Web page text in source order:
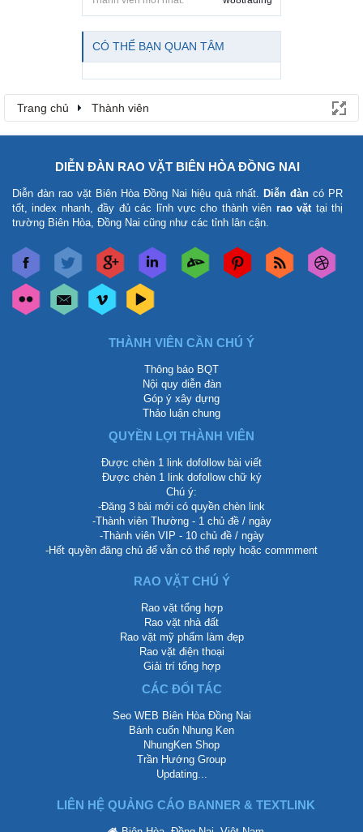
CÓ THỂ BẠN QUAN TÂM
Trang chủ Thành viên
DIỄN ĐÀN RAO VẶT BIÊN HÒA ĐỒNG NAI
Diễn đàn rao vặt Biên Hòa Đồng Nai hiệu quả nhất. Diễn đàn có PR
tốt, index nhanh, đầy đủ các lĩnh vực cho thành viên rao vặttại thị
trường Biên Hòa, Đồng Nai cũng như các tỉnh lân cận.
THÀNH VIÊN CẦN CHÚ Ý
Thông báo BQT
Nội quy diễn đàn
Góp ý xây dựng
Thảo luận chung
QUYỀN LỢI THÀNH VIÊN
Được chèn 1 link dofollow bài viết
Được chèn 1 link dofollow chữ ký
Chú ý:
-Đăng 3 bài mới có quyền chèn link
-Thành viên Thường - 1 chủ đề / ngày
-Thành viên VIP - 10 chủ đề / ngày
-Hết quyền đăng chủ để vẫn có thể reply hoặc commment
RAO VẶT CHÚ Ý
Rao vặt tổng hợp
Rao vặt nhà đất
Rao vặt mỹ phẩm làm đẹp
Rao vặt điện thoại
Giải trí tổng hợp
CÁC ĐỐI TÁC
Seo WEB Biên Hòa Đồng Nai
Bánh cuốn Nhung Ken
NhungKen Shop
Trần Hướng Group
Updating...
LIÊN HỆ QUẢNG CÁO BANNER & TEXTLINK